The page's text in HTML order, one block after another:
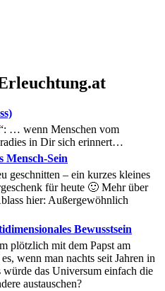
… wenn Menschen vom
in Dir sich erinnert…
Mensch-Sein
geschnitten – ein kurzes kleines
für heute 🙂 Mehr über
hier: Außergewöhnlich
Bewusstsein
plötzlich mit dem Papst am
wenn man nachts seit Jahren in
das Universum einfach die
austauschen?